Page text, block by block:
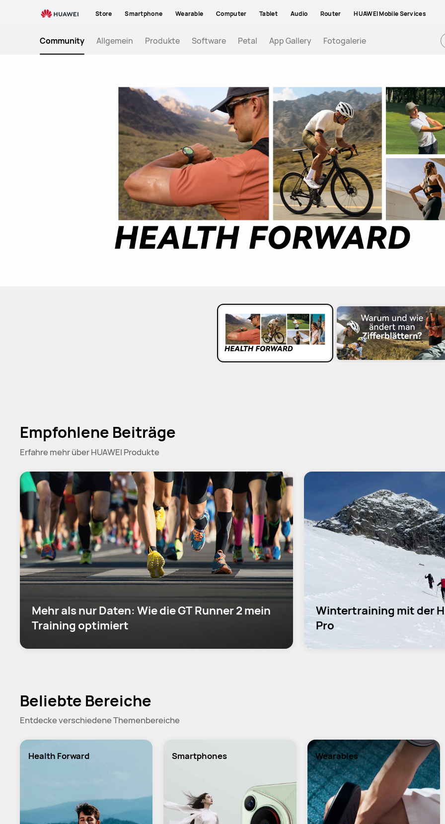
Community
Store Smartphone Wearable Computer Tablet Audio Router HUAWEI Mobile Services
Community
Allgemein Produkte Software Petal App Gallery Fotogalerie
Empfohlene Beiträge
Erfahre mehr über HUAWEI Produkte
Mehr als nur Daten: Wie die GT Runner 2 mein
Training optimiert
Wintertraining mit der
Pro
Beliebte Bereiche
Entdecke verschiedene Themenbereiche
Health Forward Smartphones Wearables